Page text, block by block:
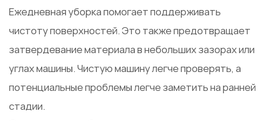
Ежедневная уборка помогает поддерживать
чистоту поверхностей. Это также предотвращает
затвердевание материала в небольших зазорах или
углах машины. Чистую машину легче проверять, а
потенциальные проблемы легче заметить на ранней
стадии.